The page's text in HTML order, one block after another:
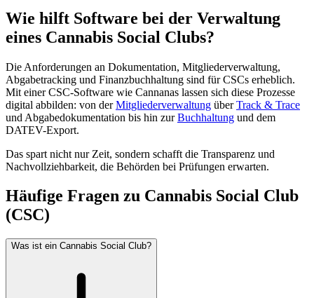
Wie hilft Software bei der Verwaltung
eines Cannabis Social Clubs?
Die Anforderungen an Dokumentation, Mitgliederverwaltung,
Abgabetracking und Finanzbuchhaltung sind für CSCs erheblich.
Mit einer CSC-Software wie Cannanas lassen sich diese Prozesse
digital abbilden: von derMitgliederverwaltung überTrack & Trace
und Abgabedokumentation bis hin zurBuchhaltung und dem
DATEV-Export.
Das spart nicht nur Zeit, sondern schafft die Transparenz und
Nachvollziehbarkeit, die Behörden bei Prüfungen erwarten.
Häufige Fragen zu Cannabis Social Club
(CSC)
Was ist ein Cannabis Social Club?